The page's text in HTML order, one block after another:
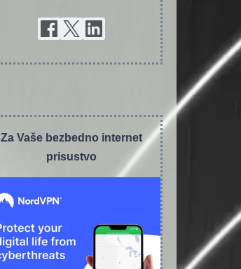
Za Vaše bezbedno internet
prisustvo